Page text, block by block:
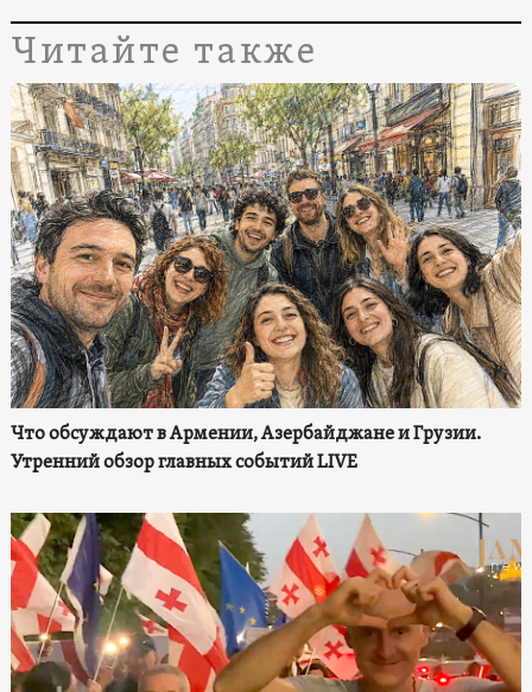
Читайте также
Что обсуждают в Армении, Азербайджане и Грузии.
Утренний обзор главных событий LIVE